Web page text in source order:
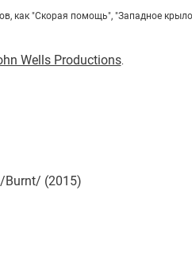
как "Скорая помощь", "Западное
Wells Productions.
(2015)